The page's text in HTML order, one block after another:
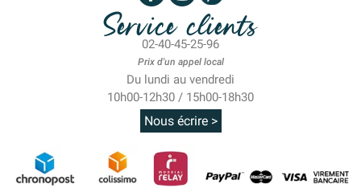
Service clients
02-40-45-25-96
Prix d'un appel local
Du lundi au vendredi
10h00-12h30 / 15h00-18h30
Nous écrire >